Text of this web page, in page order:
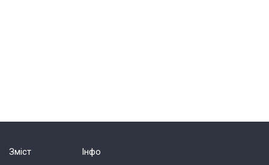
Зміст Інфо